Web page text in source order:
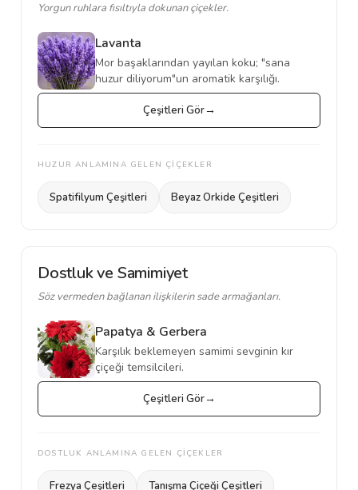
Yorgun ruhlara fısıltıyla dokunan çiçekler.
Lavanta
Mor başaklarından yayılan koku; "sana
huzur diliyorum"un aromatik karşılığı.
Çeşitleri Gör
HUZUR ANLAMINA GELEN ÇİÇEKLER
Spatifilyum Çeşitleri Beyaz Orkide Çeşitleri
Dostluk ve Samimiyet
Söz vermeden bağlanan ilişkilerin sade armağanları.
Papatya & Gerbera
Karşılık beklemeyen samimi sevginin kır
çiçeği temsilcileri.
Çeşitleri Gör
DOSTLUK ANLAMINA GELEN ÇİÇEKLER
Frezya Çeşitleri Tanışma Çiçeği Çeşitleri